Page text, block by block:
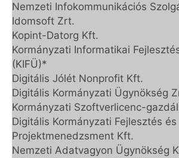
Nemzeti Infokommunikációs
Idomsoft Zrt.
Kopint-Datorg Kft.
Kormányzati Informatikai
(KIFÜ)*
Digitális Jólét Nonprofit Kft.
Digitális Kormányzati Ügynökség
Kormányzati Szoftverlicenc-
Digitális Kormányzati Fejlesztés és
Projektmenedzsment Kft.
Nemzeti Adatvagyon Ügynökség